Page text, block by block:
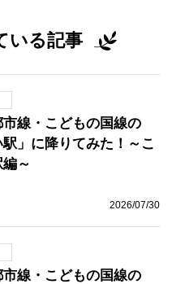
いる記事
線・こどもの国線の
駅」に降りてみた！～こ
～
2026/07/30
線・こどもの国線の